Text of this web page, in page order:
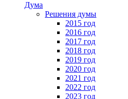
Дума
Решения думы
2015 год
2016 год
2017 год
2018 год
2019 год
2020 год
2021 год
2022 год
2023 год